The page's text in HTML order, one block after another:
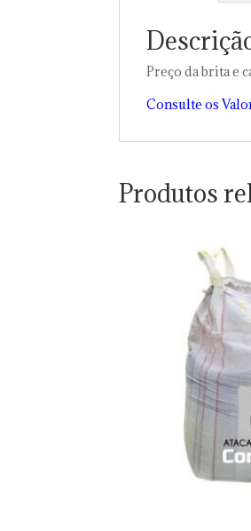
Preço da brita e
Consulte os
Produtos